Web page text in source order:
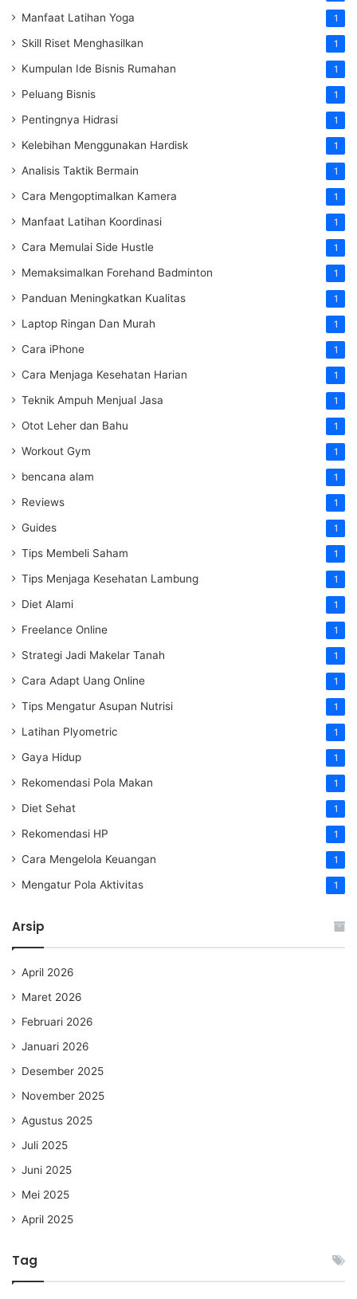
Manfaat Latihan Yoga 1
Skill Riset Menghasilkan 1
Kumpulan Ide Bisnis Rumahan 1
Peluang Bisnis 1
Pentingnya Hidrasi 1
Kelebihan Menggunakan Hardisk 1
Analisis Taktik Bermain 1
Cara Mengoptimalkan Kamera 1
Manfaat Latihan Koordinasi 1
Cara Memulai Side Hustle 1
Memaksimalkan Forehand Badminton 1
Panduan Meningkatkan Kualitas 1
Laptop Ringan Dan Murah 1
Cara iPhone 1
Cara Menjaga Kesehatan Harian 1
Teknik Ampuh Menjual Jasa 1
Otot Leher dan Bahu 1
Workout Gym 1
bencana alam 1
Reviews 1
Guides 1
Tips Membeli Saham 1
Tips Menjaga Kesehatan Lambung 1
Diet Alami 1
Freelance Online 1
Strategi Jadi Makelar Tanah 1
Cara Adapt Uang Online 1
Tips Mengatur Asupan Nutrisi 1
Latihan Plyometric 1
Gaya Hidup 1
Rekomendasi Pola Makan 1
Diet Sehat 1
Rekomendasi HP 1
Cara Mengelola Keuangan 1
Mengatur Pola Aktivitas 1
Arsip
April 2026
Maret 2026
Februari 2026
Januari 2026
Desember 2025
November 2025
Agustus 2025
Juli 2025
Juni 2025
Mei 2025
April 2025
Tag